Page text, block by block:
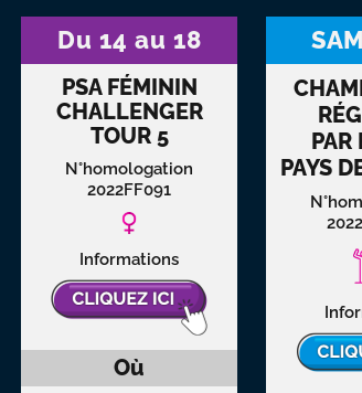
Du 14 au 18
PSA FÉMININ
CHALLENGER
TOUR 5
N°homologation
2022FF091
Informations
Où
PAR
PAYS